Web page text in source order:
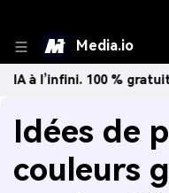
Media.io
100 % gratuit!Créer
Idées de
couleurs